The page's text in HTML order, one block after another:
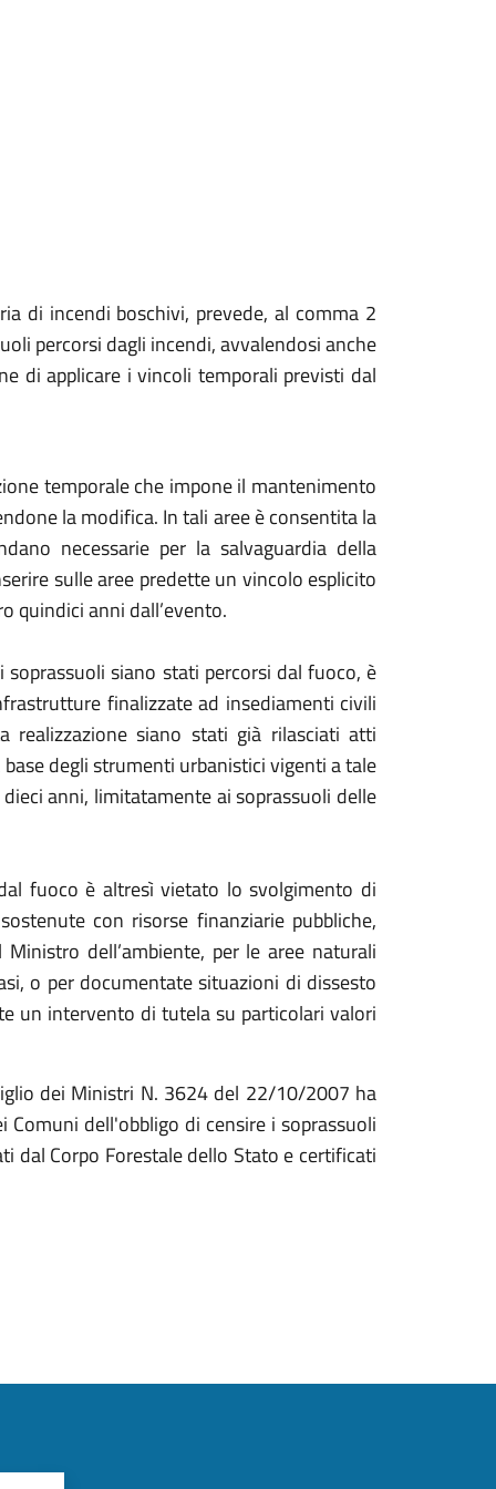
di incendi boschivi, prevede, al comma 2
percorsi dagli incendi, avvalendosi anche
di applicare i vincoli temporali previsti dal
temporale che impone il mantenimento
la modifica. In tali aree è consentita la
necessarie per la salvaguardia della
sulle aree predette un vincolo esplicito
quindici anni dall’evento.
siano stati percorsi dal fuoco, è
finalizzate ad insediamenti civili
siano stati già rilasciati atti
degli strumenti urbanistici vigenti a tale
anni, limitatamente ai soprassuoli delle
fuoco è altresì vietato lo svolgimento di
con risorse finanziarie pubbliche,
dell’ambiente, per le aree naturali
o per documentate situazioni di dissesto
un intervento di tutela su particolari valori
dei Ministri N. 3624 del 22/10/2007 ha
dell'obbligo di censire i soprassuoli
dal Corpo Forestale dello Stato e certificati